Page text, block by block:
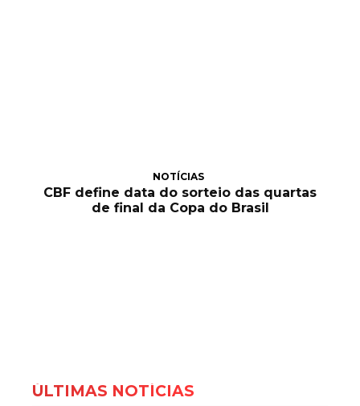
NOTÍCIAS
CBF define data do sorteio das quartas
de final da Copa do Brasil
ÚLTIMAS NOTÍCIAS